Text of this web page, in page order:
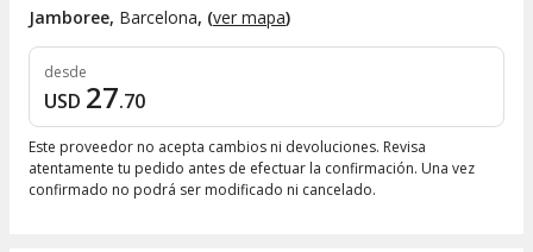
Jamboree, Barcelona, (ver mapa)
desde
USD 27.70
Este proveedor no acepta cambios ni devoluciones. Revisa
atentamente tu pedido antes de efectuar la confirmación. Una vez
confirmado no podrá ser modificado ni cancelado.